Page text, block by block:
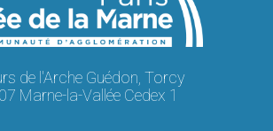
de l'Arche Guédon, Torcy
Marne-la-Vallée Cedex 1